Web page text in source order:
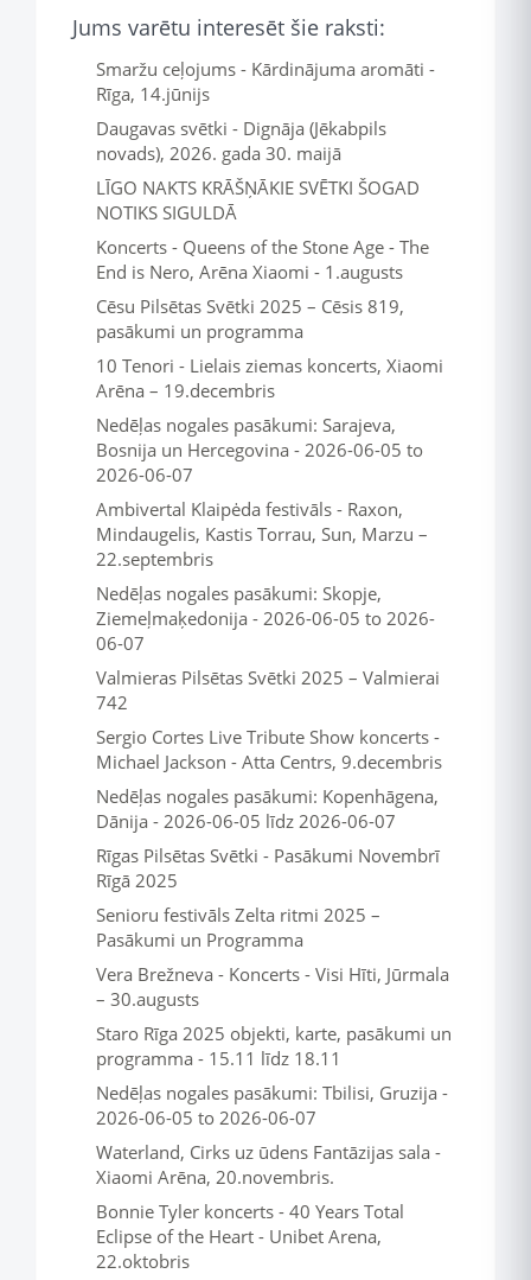
Jums varētu interesēt šie raksti:
Smaržu ceļojums - Kārdinājuma aromāti -
Rīga, 14.jūnijs
Daugavas svētki - Dignāja (Jēkabpils
novads), 2026. gada 30. maijā
LĪGO NAKTS KRĀŠŅĀKIE SVĒTKI ŠOGAD
NOTIKS SIGULDĀ
Koncerts - Queens of the Stone Age - The
End is Nero, Arēna Xiaomi - 1.augusts
Cēsu Pilsētas Svētki 2025 – Cēsis 819,
pasākumi un programma
10 Tenori - Lielais ziemas koncerts, Xiaomi
Arēna – 19.decembris
Nedēļas nogales pasākumi: Sarajeva,
Bosnija un Hercegovina - 2026-06-05 to
2026-06-07
Ambivertal Klaipėda festivāls - Raxon,
Mindaugelis, Kastis Torrau, Sun, Marzu –
22.septembris
Nedēļas nogales pasākumi: Skopje,
Ziemeļmaķedonija - 2026-06-05 to 2026-
06-07
Valmieras Pilsētas Svētki 2025 – Valmierai
742
Sergio Cortes Live Tribute Show koncerts -
Michael Jackson - Atta Centrs, 9.decembris
Nedēļas nogales pasākumi: Kopenhāgena,
Dānija - 2026-06-05 līdz 2026-06-07
Rīgas Pilsētas Svētki - Pasākumi Novembrī
Rīgā 2025
Senioru festivāls Zelta ritmi 2025 –
Pasākumi un Programma
Vera Brežneva - Koncerts - Visi Hīti, Jūrmala
– 30.augusts
Staro Rīga 2025 objekti, karte, pasākumi un
programma - 15.11 līdz 18.11
Nedēļas nogales pasākumi: Tbilisi, Gruzija -
2026-06-05 to 2026-06-07
Waterland, Cirks uz ūdens Fantāzijas sala -
Xiaomi Arēna, 20.novembris.
Bonnie Tyler koncerts - 40 Years Total
Eclipse of the Heart - Unibet Arena,
22.oktobris